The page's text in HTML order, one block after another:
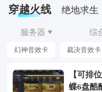
数据及信息
穿越火线 绝地求生
服务器 综
幻神音效卡 裁决音效卡
【可排
蝶6盘酷